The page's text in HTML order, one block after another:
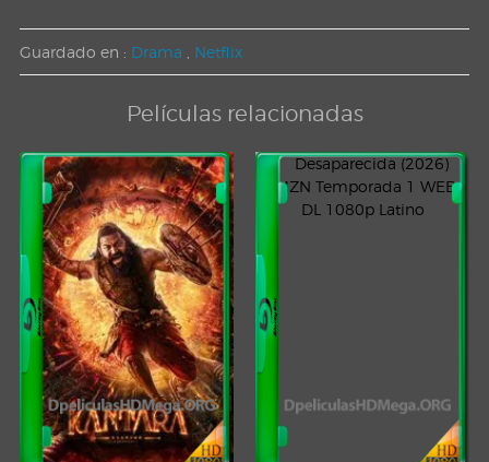
Guardado en : Drama Netflix
Películas relacionadas